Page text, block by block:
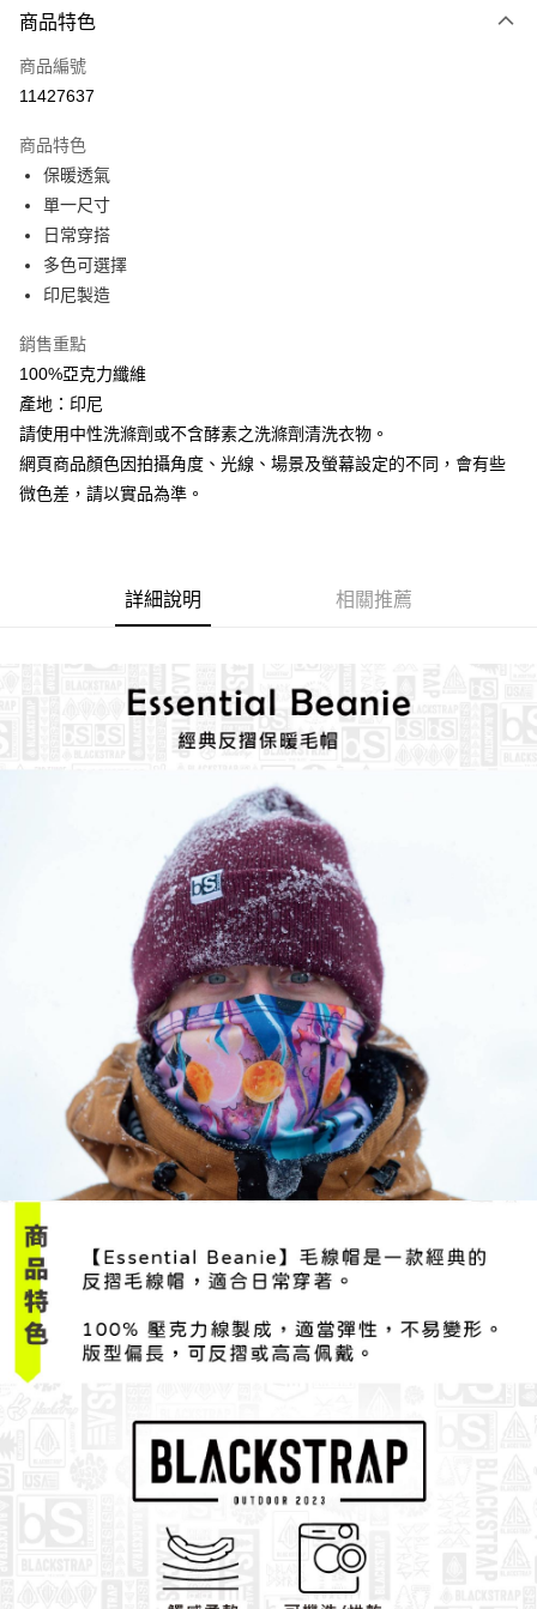
LINE Pay
Apple Pay
悠遊付
Google Pay
全盈+PAY
AFTEE先享後付
【關於「AFTEE先享後付」】
AFTEE先享後付是「在收到商品之後才付款」的支付方式。 讓您購物簡單
１．簡單：不需註冊會員、不需綁卡、不需儲值。
２．便利：只要手機號碼，簡訊認證，即可結帳。
３．安心：先確認商品／服務後，再付款。
【「AFTEE先享後付」結帳流程】
ATM／網路銀行／等多元方式進行付款，方視為交易完成。
※ 請注意：結帳手續完成當下不需立刻繳費，但若您需要取消訂單，請聯絡
※ 交易是否成功請以「AFTEE先享後付 」之結帳頁面顯示為準，若有關於
是否繳費成功／繳費後需取消欲退款等相關疑問，請聯繫「AFTEE先享後付
https://netprotections.freshdesk.com/support/home
１．透過由恩沛科技股份有限公司提供之「AFTEE先享後付」服務完成之交
易，需依本服務之必要範圍內提供個人資料，並將交易相關給付款項請求債
權轉讓予恩沛科技股份有限公司。
２．關於個人資料處理事宜，請瀏覽以下網址：
https://aftee.tw/terms/#terms3
３．未成年的使用者請事先徵得法定代理人或監護人之同意方可使用
「AFTEE先享後付」，若未經同意申辦者引起之損失，本公司不負相關責
４．使用「AFTEE先享後付」時，將依據個別帳號之用戶狀況，依本公司即
時審查核予不同之上限額度；若仍有額度不足之情形，本公司將視審查結果
請求用戶進行身份認證。
５．嚴禁一人註冊多個帳號或使用他人資訊註冊。若發現惡意使用之情形，
恩沛科技股份有限公司將有權停止該用戶之使用額度並採取法律行動。
ATM付款
貨到付款
運送方式
全家取貨付款
每筆NT$60，滿NT$799(含以上)免運費
每筆NT$100，滿NT$799(含以上)免運費
每筆NT$130，滿NT$3,000(含以上)免運費
商品特色
商品編號
11427637
商品特色
保暖透氣
單一尺寸
日常穿搭
多色可選擇
印尼製造
銷售重點
100%亞克力纖維
產地：印尼
請使用中性洗滌劑或不含酵素之洗滌劑清洗衣物。
網頁商品顏色因拍攝角度、光線、場景及螢幕設定的不同，會有些
微色差，請以實品為準。
詳細說明 相關推薦